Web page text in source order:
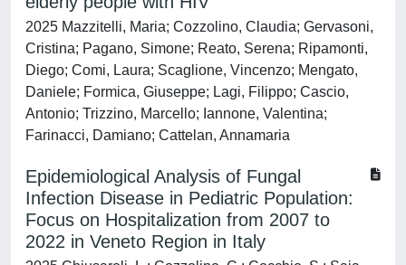
2025 Mazzitelli, Maria; Cozzolino, Claudia; Gervasoni,
Cristina; Pagano, Simone; Reato, Serena; Ripamonti,
Diego; Comi, Laura; Scaglione, Vincenzo; Mengato,
Daniele; Formica, Giuseppe; Lagi, Filippo; Cascio,
Antonio; Trizzino, Marcello; Iannone, Valentina;
Farinacci, Damiano; Cattelan, Annamaria
Epidemiological Analysis of Fungal
Infection Disease in Pediatric Population:
Focus on Hospitalization from 2007 to
2022 in Veneto Region in Italy